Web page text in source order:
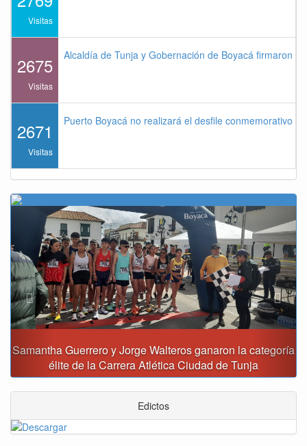
Visitas
2675
Visitas
Alcaldía de Tunja y Gobernación de Boyacá firmaron
2671
Visitas
Puerto Boyacá no realizará el desfile conmemorativo
la categoría
de Tunja
Reporte del tiempo en Boyacá para
Previous
Edictos